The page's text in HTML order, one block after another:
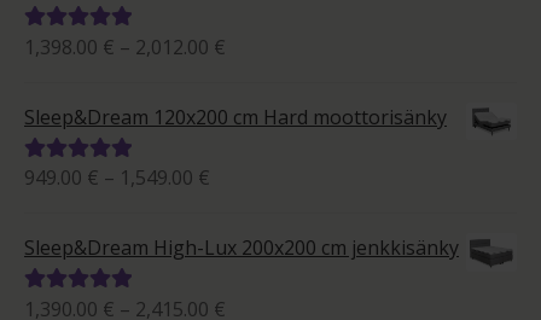
Arvostelu
1,398.00 € – 2,012.00 €
-
2,012.00 €
Sleep&Dream 120x200 cm Hard moottorisänky
Arvostelu
5.00
/ 5
949.00 € – 1,549.00 €
Sleep&Dream High-Lux 200x200 cm jenkkisänky
Arvostelu
1,390.00 € – 2,415.00 €